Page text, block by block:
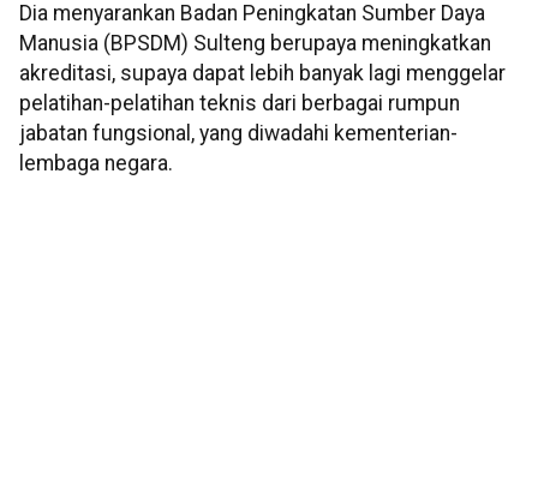
Dia menyarankan Badan Peningkatan Sumber Daya
Manusia (BPSDM) Sulteng berupaya meningkatkan
akreditasi, supaya dapat lebih banyak lagi menggelar
pelatihan-pelatihan teknis dari berbagai rumpun
jabatan fungsional, yang diwadahi kementerian-
lembaga negara.